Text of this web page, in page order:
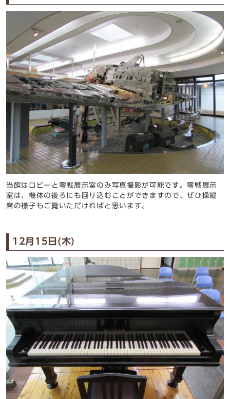
当館はロビーと零戦展示室のみ写真撮影が可能です。零戦展示
室は、機体の後ろにも回り込むことができますので、ぜひ操縦
席の様子もご覧いただければと思います。
12月15日(木)